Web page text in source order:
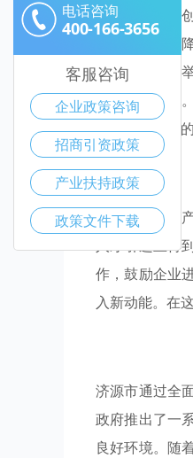
济源市在经济
免措施，着
术领域。这些
交流更加顺畅
实现经济结构
济源市在优化
人才引进上得
作，鼓励企业
入新动能。在
济源市通过全
政府推出了一
良好环境。随
电话咨询
400-166-3656
客服咨询
企业政策咨询
招商引资政策
产业扶持政策
政策文件下载